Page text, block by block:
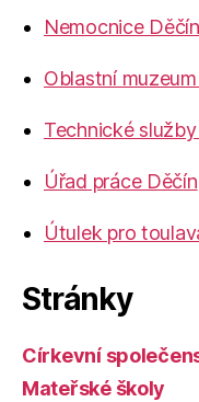
Nemocnice Děčín
Oblastní
Technické
Úřad práce Děčín
Útulek pro
Stránky
Církevní
Mateřské školy